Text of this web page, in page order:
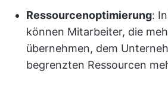
Ressourcenoptimierung:
können Mitarbeiter, die
übernehmen, dem
begrenzten Ressourcen